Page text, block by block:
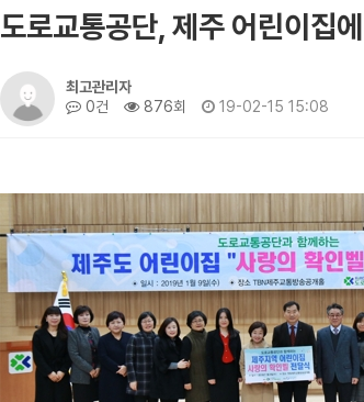
도로교통공단, 제주 어린이집
최고관리자
0건
876회 19-02-15 15:08